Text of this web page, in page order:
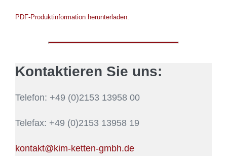
PDF-Produktinformation herunterladen.
Kontaktieren Sie uns:
Telefon: +49 (0)2153 13958 00
Telefax: +49 (0)2153 13958 19
kontakt@kim-ketten-gmbh.de